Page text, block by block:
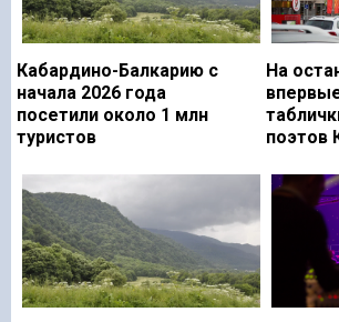
Кабардино-Балкарию с
начала 2026 года
посетили около 1 млн
туристов
На
поэтов